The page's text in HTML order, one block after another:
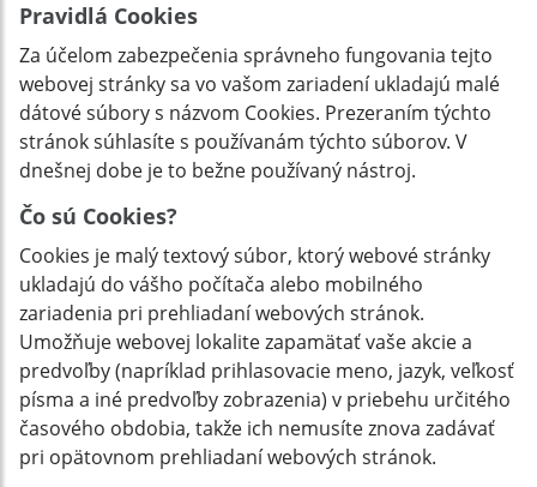
Pravidlá Cookies
Za účelom zabezpečenia správneho fungovania tejto
webovej stránky sa vo vašom zariadení ukladajú malé
dátové súbory s názvom Cookies. Prezeraním týchto
stránok súhlasíte s používanám týchto súborov. V
dnešnej dobe je to bežne používaný nástroj.
Čo sú Cookies?
Cookies je malý textový súbor, ktorý webové stránky
ukladajú do vášho počítača alebo mobilného
zariadenia pri prehliadaní webových stránok.
Umožňuje webovej lokalite zapamätať vaše akcie a
predvoľby (napríklad prihlasovacie meno, jazyk, veľkosť
písma a iné predvoľby zobrazenia) v priebehu určitého
časového obdobia, takže ich nemusíte znova zadávať
pri opätovnom prehliadaní webových stránok.